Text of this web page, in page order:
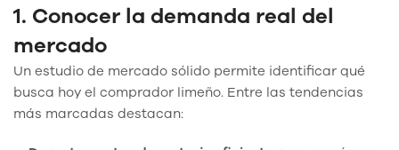
1. Conocer la demanda real del
mercado
Un estudio de mercado sólido permite identificar qué
busca hoy el comprador limeño. Entre las tendencias
más marcadas destacan: